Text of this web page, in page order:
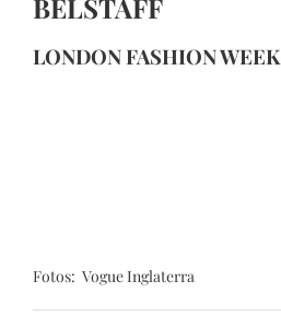
BELSTAFF
LONDON FASHION WEEK
Fotos: Vogue Inglaterra